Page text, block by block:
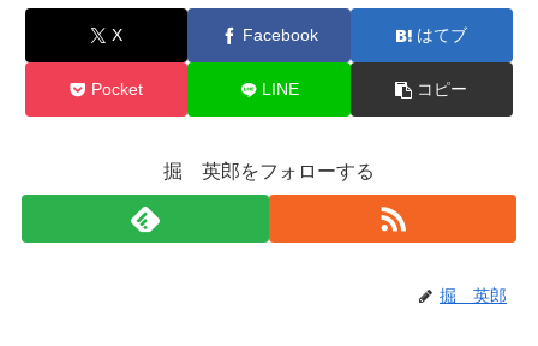
X Facebook はてブ
Pocket LINE コピー
掘 英郎をフォローする
掘 英郎